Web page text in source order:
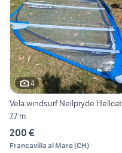
4
Vela windsurf Neilpryde Hellcat
7.7 m
200 €
Francavilla al Mare(CH)